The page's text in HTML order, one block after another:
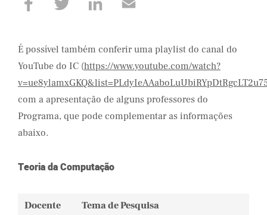
É possível também conferir uma playlist do canal do
YouTube do IC (https://www.youtube.com/watch?
com a apresentação de alguns professores do
Programa, que pode complementar as informações
abaixo.
Teoria da Computação
Docente
Tema de Pesquisa